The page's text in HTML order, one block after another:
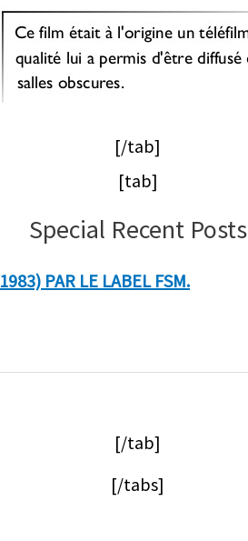
[/tab]
[tab]
Special Recent Posts
PAR LE LABEL FSM.
[/tab]
[/tabs]